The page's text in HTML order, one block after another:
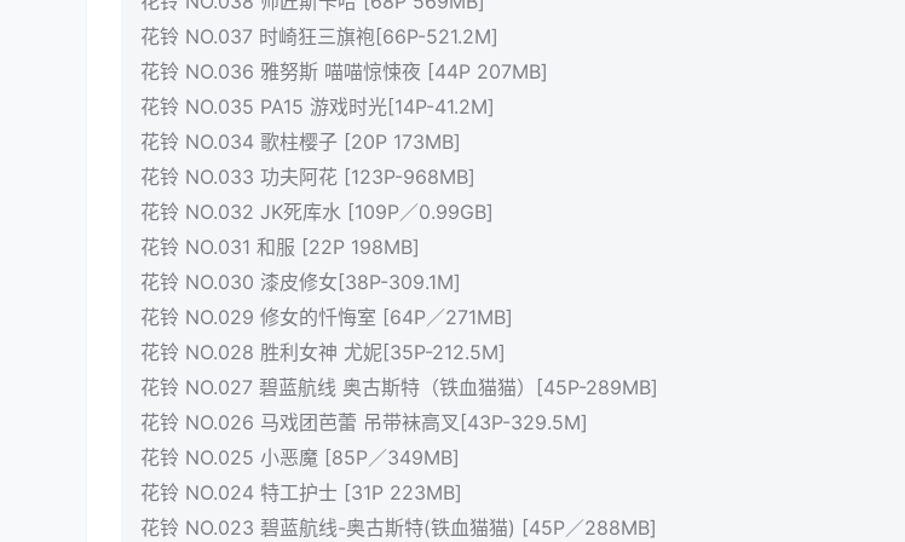
花铃 NO.037 时崎狂三旗袍[66P-521.2M]
花铃 NO.036 雅努斯 喵喵惊悚夜 [44P 207MB]
花铃 NO.035 PA15 游戏时光[14P-41.2M]
花铃 NO.034 歌柱樱子 [20P 173MB]
花铃 NO.033 功夫阿花 [123P-968MB]
花铃 NO.032 JK死库水 [109P／0.99GB]
花铃 NO.031 和服 [22P 198MB]
花铃 NO.030 漆皮修女[38P-309.1M]
花铃 NO.029 修女的忏悔室 [64P／271MB]
花铃 NO.028 胜利女神 尤妮[35P-212.5M]
花铃 NO.027 碧蓝航线 奥古斯特（铁血猫猫）[45P-289MB]
花铃 NO.026 马戏团芭蕾 吊带袜高叉[43P-329.5M]
花铃 NO.025 小恶魔 [85P／349MB]
花铃 NO.024 特工护士 [31P 223MB]
花铃 NO.023 碧蓝航线-奥古斯特(铁血猫猫) [45P／288MB]